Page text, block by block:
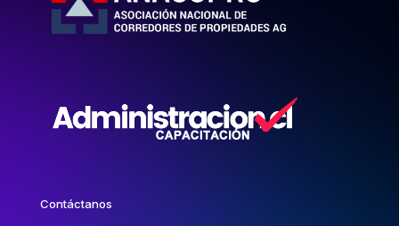
Contáctanos